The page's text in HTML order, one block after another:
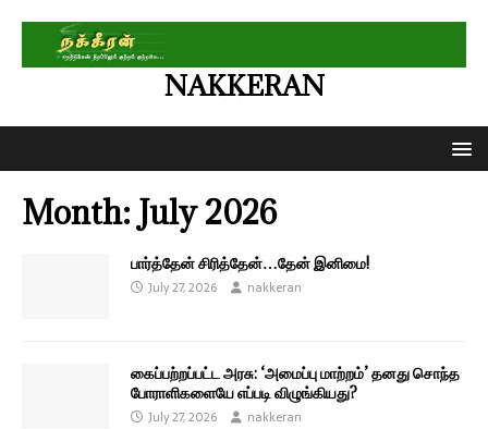
NAKKERAN
Month: July 2026
பார்த்தேன் சிரித்தேன்…தேன் இனிமை!
July 27, 2026 nakkeran
கைப்பற்றப்பட்ட அரசு: ‘அமைப்பு மாற்றம்’ தனது சொந்த
போராளிகளையே எப்படி விழுங்கியது?
July 27, 2026 nakkeran